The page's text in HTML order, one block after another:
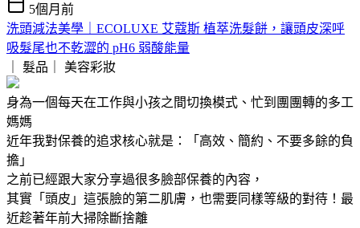
5個月前
洗頭減法美學｜ECOLUXE 艾蔻斯 植萃洗髮餅，讓頭皮深呼
吸髮尾也不乾澀的 pH6 弱酸能量
｜ 髮品｜ 美容彩妝
身為一個每天在工作與小孩之間切換模式、忙到團團轉的多工
媽媽
近年我對保養的追求核心就是：「高效、簡約、不要多餘的負
擔」
之前已經跟大家分享過很多臉部保養的內容，
其實「頭皮」這張臉的第二肌膚，也需要同樣等級的對待！最
近趁著年前大掃除斷捨離